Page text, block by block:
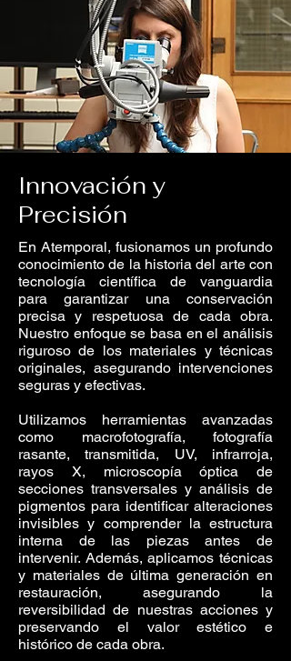
Innovación y
Precisión
En Atemporal, fusionamos un profundo
conocimiento de la historia del arte con
tecnología científica de vanguardia
para garantizar una conservación
precisa y respetuosa de cada obra.
Nuestro enfoque se basa en el análisis
riguroso de los materiales y técnicas
originales, asegurando intervenciones
seguras y efectivas.
Utilizamos herramientas avanzadas
como macrofotografía, fotografía
rasante, transmitida, UV, infrarroja,
rayos X, microscopía óptica de
secciones transversales y análisis de
pigmentos para identificar alteraciones
invisibles y comprender la estructura
interna de las piezas antes de
intervenir. Además, aplicamos técnicas
y materiales de última generación en
restauración, asegurando la
reversibilidad de nuestras acciones y
preservando el valor estético e
histórico de cada obra.